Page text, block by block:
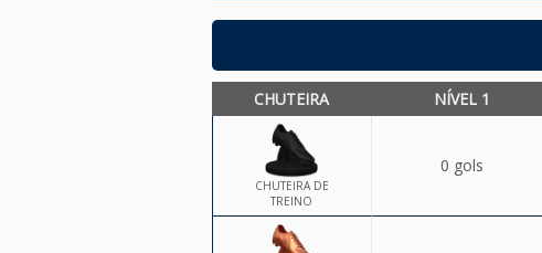
CHUTEIRA NÍVEL 1
CHUTEIRA DE
TREINO
0 gols